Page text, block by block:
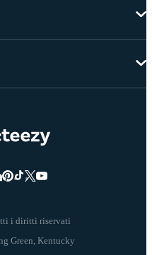
i diritti riservati